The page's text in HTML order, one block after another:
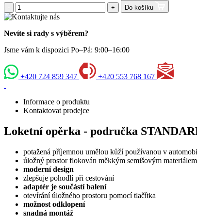
- + Do košíku
Nevíte si rady s výběrem?
Jsme vám k dispozici Po–Pá: 9:00–16:00
+420 724 859 347 +420 553 768 167
Informace o produktu
Kontaktovat prodejce
Loketní opěrka - područka
potažená příjemnou umělou kůží používanou v
úložný prostor flokován měkkým semišovým materiálem
moderní design
zlepšuje pohodlí při cestování
adaptér je součástí balení
otevírání úložného prostoru pomocí tlačítka
možnost odklopení
snadná montáž